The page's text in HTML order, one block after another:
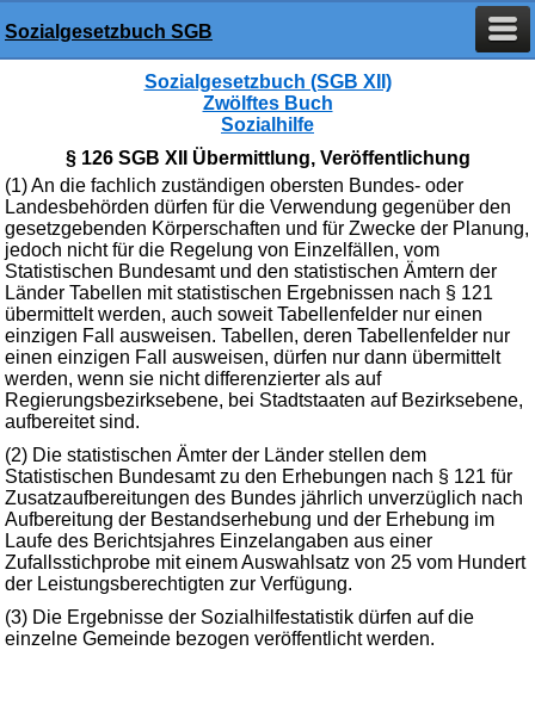
Sozialgesetzbuch SGB
Sozialgesetzbuch (SGB XII)
Zwölftes Buch
Sozialhilfe
§ 126 SGB XII Übermittlung, Veröffentlichung
(1) An die fachlich zuständigen obersten Bundes- oder
Landesbehörden dürfen für die Verwendung gegenüber den
gesetzgebenden Körperschaften und für Zwecke der Planung,
jedoch nicht für die Regelung von Einzelfällen, vom
Statistischen Bundesamt und den statistischen Ämtern der
Länder Tabellen mit statistischen Ergebnissen nach § 121
übermittelt werden, auch soweit Tabellenfelder nur einen
einzigen Fall ausweisen. Tabellen, deren Tabellenfelder nur
einen einzigen Fall ausweisen, dürfen nur dann übermittelt
werden, wenn sie nicht differenzierter als auf
Regierungsbezirksebene, bei Stadtstaaten auf Bezirksebene,
aufbereitet sind.
(2) Die statistischen Ämter der Länder stellen dem
Statistischen Bundesamt zu den Erhebungen nach § 121 für
Zusatzaufbereitungen des Bundes jährlich unverzüglich nach
Aufbereitung der Bestandserhebung und der Erhebung im
Laufe des Berichtsjahres Einzelangaben aus einer
Zufallsstichprobe mit einem Auswahlsatz von 25 vom Hundert
der Leistungsberechtigten zur Verfügung.
(3) Die Ergebnisse der Sozialhilfestatistik dürfen auf die
einzelne Gemeinde bezogen veröffentlicht werden.